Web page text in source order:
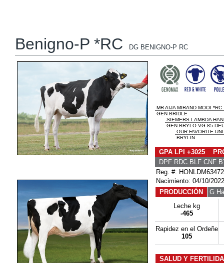
Benigno-P *RC DG BENIGNO-P RC
MR AIJA MIRAND MOOI *RC
GEN BRIDLE
SIEMERS LAMBDA
GEN BRYLO VG-85-
OUR-FAVORITE
BRYLIN
GPA LPI +3025
DPF RDC BLF CNF
Reg. #:
Nacimiento: 04/10/2022
PRODUCCIÓN
G
Leche kg
-465
Rapidez en el Ordeñe
105
SALUD Y